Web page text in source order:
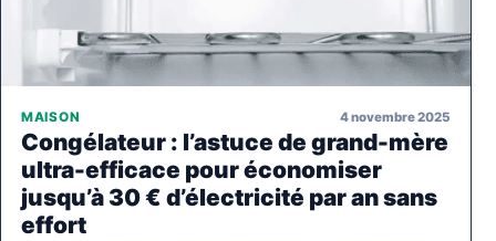
MAISON 4 novembre 2025
Congélateur : l’astuce de grand-mère
ultra-efficace pour économiser
jusqu’à 30 € d’électricité par an sans
effort